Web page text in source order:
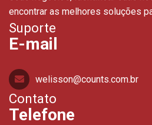
encontrar as melhores soluções
Suporte
E-mail
welisson@counts.com.br
Contato
Telefone